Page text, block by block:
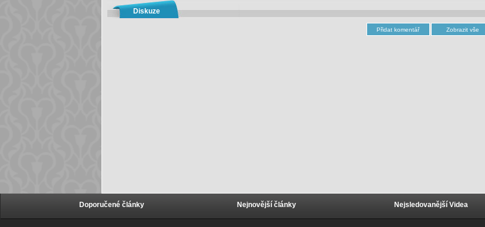
Diskuze
Doporučené články Nejnovější články Nejsledovanější Videa